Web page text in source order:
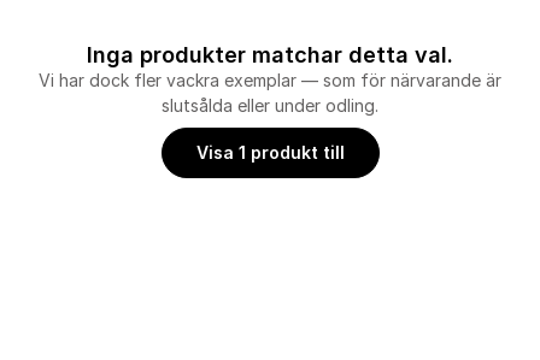
Inga produkter matchar detta val.
Vi har dock fler vackra exemplar — som för närvarande är
slutsålda eller under odling.
Visa 1 produkt till